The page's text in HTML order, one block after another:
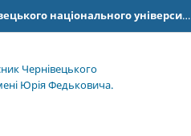
Науковий вісник Чернівецького національного університету імені Юрія Федьковича. Серія: Германська філологія
Чернівецького
Юрія Федьковича.